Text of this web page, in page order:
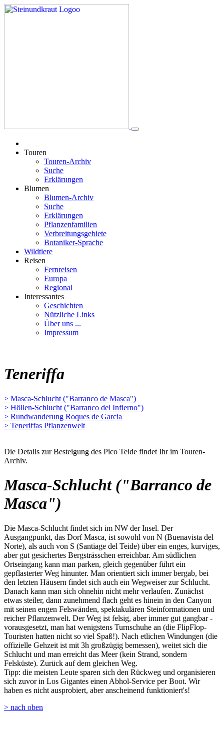
Touren
Touren-Archiv
Suche
Erklärungen
Blumen
Blumen-Archiv
Suche
Erklärungen
Pflanzenfamilien
Verbreitungsgebiete
Botaniker-Sprache
Wildtiere
Reisen
Fernreisen
Europa
Regional
Interessantes
Geschichten
Nützliche Links
Über uns ...
Impressum
Teneriffa
> Masca-Schlucht ("Barranco de Masca")
> Höllen-Schlucht ("Barranco del Infierno")
> Rundwanderung Roques de Garcia
> Teneriffas Pflanzenwelt
Die Details zur Besteigung des Pico Teide findet Ihr im Touren-
Archiv.
Masca-Schlucht ("Barranco de
Masca")
Die Masca-Schlucht findet sich im NW der Insel. Der
Ausgangpunkt, das Dorf Masca, ist sowohl von N (Buenavista del
Norte), als auch von S (Santiage del Teide) über ein enges, kurviges,
aber gut gesichertes Bergsträsschen erreichbar. Am südlichen
Ortseingang kann man parken, gleich gegenüber führt ein
gepflasterter Weg hinunter. Man orientiert sich immer bergab, bei
den letzten Häusern findet sich auch ein Wegweiser zur Schlucht.
Danach kann man sich ohnehin nicht mehr verlaufen. Zunächst
etwas steiler, dann zunehmend flach geht es hinein in den Canyon
mit seinen engen Felswänden, spektakulären Steinformationen und
reicher Pflanzenwelt. Der Weg ist felsig, aber immer gut gangbar -
vorausgesetzt, man hat wenigstens Turnschuhe an (die FlipFlop-
Touristen hatten nicht so viel Spaß!). Nach etlichen Windungen (die
offizielle Gehzeit ist mit 3h großzügig bemessen), weitet sich die
Schlucht und man erreicht das Meer (kein Strand, sondern
Felsküste). Zurück auf dem gleichen Weg.
Tipp: die meisten Leute sparen sich den Rückweg und organisieren
sich zuvor in Los Gigantes einen Abhol-Service per Boot. Wir
haben es nicht ausprobiert, aber anscheinend funktioniert's!
> nach oben